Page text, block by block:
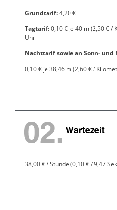
Grundtarif:4,20 €
Tagtarif:0,10 € je 40 m (2,50 € /
Uhr
Nachttarif sowie an Sonn- und
0,10 € je 38,46 m (2,60 € /
38,00 € / Stunde (0,10 € / 9,47